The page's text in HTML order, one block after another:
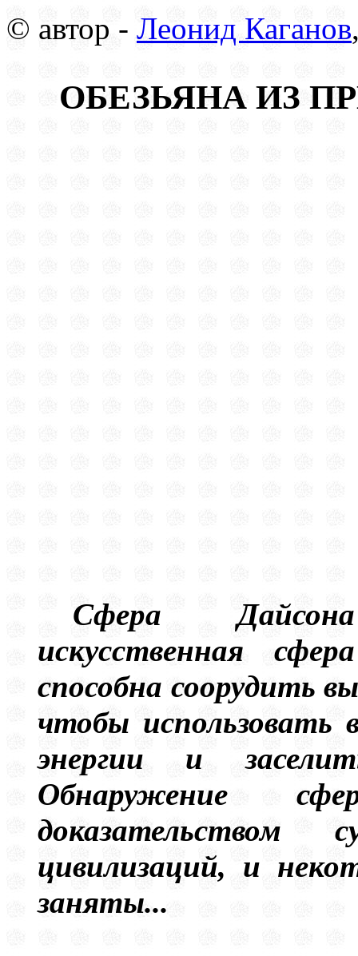
© автор - Леонид Каганов
ОБЕЗЬЯНА ИЗ
Сфера
искусственная
способна соорудить
чтобы использовать
энергии и
Обнаружение
доказательством
цивилизаций, и
заняты...